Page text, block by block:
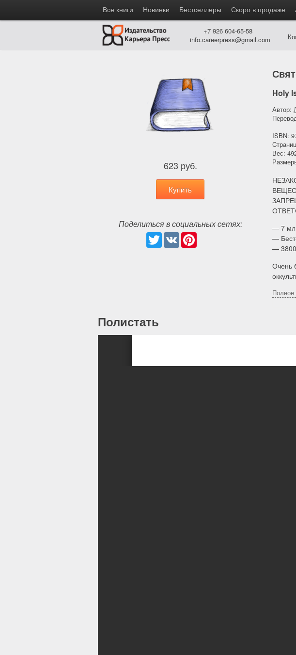
Все книги Новинки Бестселлеры Скоро в продаже
+7 926 604-65-58
info.careerpress@gmail.com
623 руб.
Купить
Поделиться в социальных сетях:
Twitter VK
Holy
Автор:
ISBN:
Вес:
— 7
—
—
Очень
Полное
Полистать